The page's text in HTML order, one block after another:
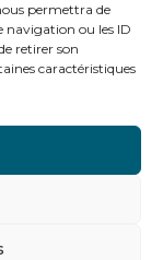
permettra de
navigation ou les ID
retirer son
caractéristiques